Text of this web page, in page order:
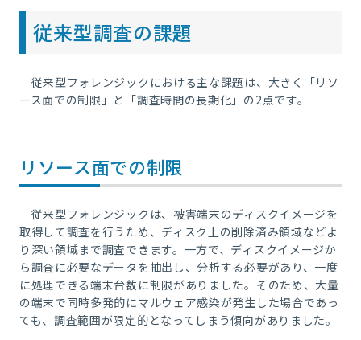
従来型調査の課題
従来型フォレンジックにおける主な課題は、大きく「リソ
ース面での制限」と「調査時間の長期化」の 2点です。
リソース面での制限
従来型フォレンジックは、被害端末のディスクイメージを
取得して調査を行うため、ディスク上の削除済み領域などよ
り深い領域まで調査できます。一方で、ディスクイメージか
ら調査に必要なデータを抽出し、分析する必要があり、一度
に処理できる端末台数に制限がありました。そのため、大量
の端末で同時多発的にマルウェア感染が発生した場合であっ
ても、調査範囲が限定的となってしまう傾向がありました。